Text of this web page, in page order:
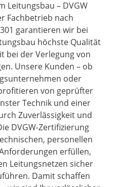
Leitungsbau – DVGW
Fachbetrieb nach
garantieren wir bei
höchste Qualität
bei der Verlegung von
Unsere Kunden – ob
oder
von geprüfter
Technik und einer
Zuverlässigkeit und
DVGW-Zertifizierung
personellen
erfüllen,
Leitungsnetzen sicher
Damit schaffen